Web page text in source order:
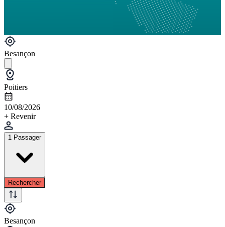
Besançon
Poitiers
10/08/2026
+ Revenir
1 Passager
Rechercher
Besançon